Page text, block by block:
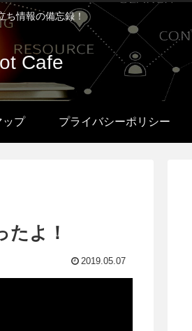
ち情報の備忘録！
Cafe
ップ プライバシーポリシー
よ！
2019.05.07